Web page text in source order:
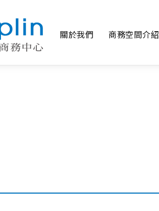
關於我們 商務空間介紹